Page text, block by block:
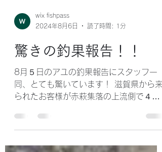
2024年8月6日
読了時間: 1分
驚きの釣果報告！！
8月５日のアユの釣果報告にスタッフ一
られたお客様が赤萩集落の上流側で４２
尾を釣り上げられました！ また同じ日に
岐阜県から来られたお客様が同じ集落の